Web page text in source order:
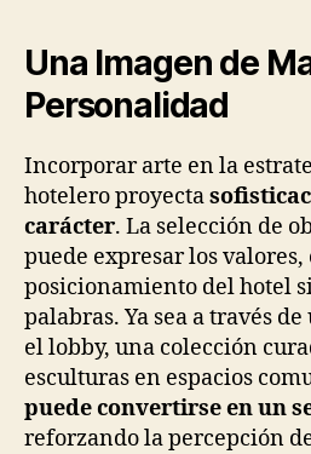
Una Imagen de
Personalidad
Incorporar arte en la
hotelero proyecta
carácter. La selección de
puede expresar los
posicionamiento del hotel
palabras. Ya sea a través
el lobby, una colección
esculturas en espacios
puede convertirse en un
reforzando la percepción